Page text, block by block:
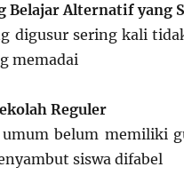
Belajar Alternatif yang
digusur sering kali
memadai
Reguler
umum belum memiliki
siswa difabel